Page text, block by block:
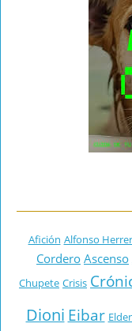
Afición Alfonso
CorderoAscenso
Chupete Crisis
Dioni Eibar